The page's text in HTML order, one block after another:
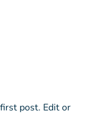
post. Edit or